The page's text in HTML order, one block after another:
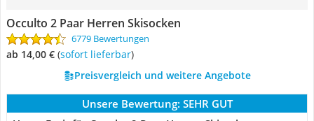
Occulto 2 Paar Herren Skisocken
6779 Bewertungen
ab 14,00 € ( Sofort lieferbar)
Preisvergleich und weitere Angebote
Unsere Bewertung: SEHR GUT